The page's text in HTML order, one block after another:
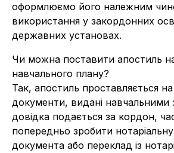
оформлюємо його належним
використання у закордонних
державних установах.
Чи можна поставити апостиль
навчального плану?
Так, апостиль проставляється на
документи, видані
довідка подається за кордон,
попередньо зробити
документа або переклад із